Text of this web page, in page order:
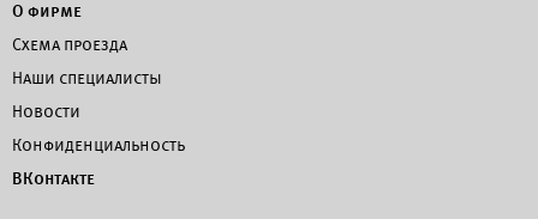
О фирме
Схема проезда
Наши специалисты
Новости
Конфиденциальность
ВКонтакте